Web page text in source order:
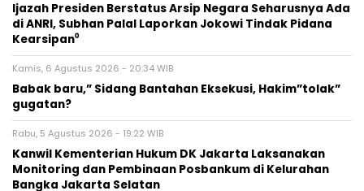
Ijazah Presiden Berstatus Arsip Negara Seharusnya Ada
di ANRI, Subhan Palal Laporkan Jokowi Tindak Pidana
Kearsipan⁰
Kamis, 6 Agustus 2026 - 20:34 WIB
Babak baru,” Sidang Bantahan Eksekusi, Hakim”tolak”
gugatan?
Rabu, 5 Agustus 2026 - 19:22 WIB
Kanwil Kementerian Hukum DK Jakarta Laksanakan
Monitoring dan Pembinaan Posbankum di Kelurahan
Bangka Jakarta Selatan